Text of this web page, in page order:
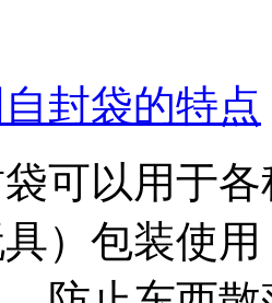
封袋的特点
可以用于
）包装使